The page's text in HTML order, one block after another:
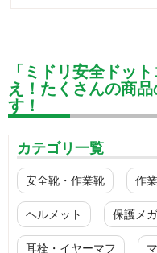
「ミドリ安全ドッ
え！たくさんの商
す！
カテゴリ一覧
安全靴・作業靴 作
ヘルメット 保護メ
耳栓・イヤーマフ